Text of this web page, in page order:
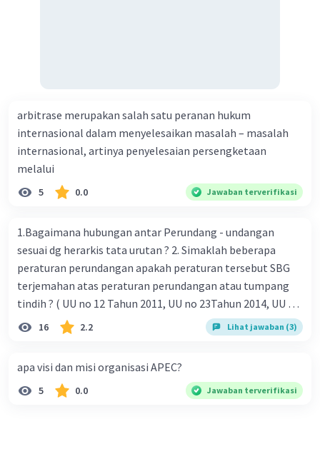
arbitrase merupakan salah satu peranan hukum
internasional dalam menyelesaikan masalah – masalah
internasional, artinya penyelesaian persengketaan
melalui
5 0.0 Jawaban terverifikasi
1.Bagaimana hubungan antar Perundang - undangan
sesuai dg herarkis tata urutan ? 2. Simaklah beberapa
peraturan perundangan apakah peraturan tersebut SBG
terjemahan atas peraturan perundangan atau tumpang
tindih ? ( UU no 12 Tahun 2011, UU no 23Tahun 2014, UU No
25 Tahun 2004 ) 3 . Tuliskan peraturan perundangan yg di
undangkan atas perintah TAP MPR NO I / MPR/ 2003
pasal18, pasal 22, pasal 23, Pasal 26 , Pasal 27,pasal ,pasal
28, pasal 29, pasal 30 ,pasal 31 dan pasal 33 )
16 2.2 Lihat jawaban (3)
apa visi dan misi organisasi APEC?
5 0.0 Jawaban terverifikasi